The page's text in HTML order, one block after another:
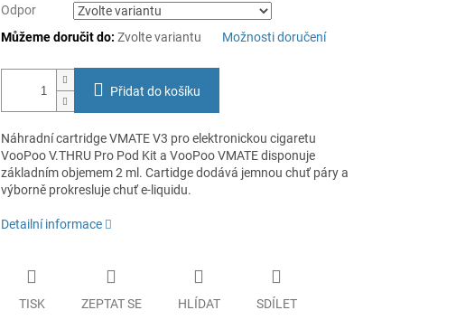
Odpor
Můžeme doručit do: Zvolte variantu Možnosti doručení
Přidat do košíku
Náhradní cartridge VMATE V3 pro elektronickou cigaretu
VooPoo V.THRU Pro Pod Kit a VooPoo VMATE disponuje
základním objemem 2 ml. Cartidge dodává jemnou chuť páry a
výborně prokresluje chuť e-liquidu.
Detailní informace
TISK ZEPTAT SE HLÍDAT SDÍLET